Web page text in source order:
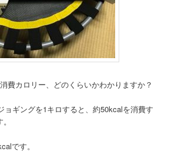
費カロリー、どのくらいかわかりますか？
ョギングを1キロすると、約50kcalを消費す
です。